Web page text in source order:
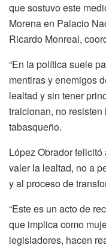
que sostuvo este
Morena en Palacio
Ricardo Monreal,
“En la política suele
mentiras y enemigos
lealtad y sin tener
traicionan, no resisten
tabasqueño.
López Obrador
valer la lealtad, no a
y al proceso de
“Este es un acto de
que implica como
legisladores, hacen